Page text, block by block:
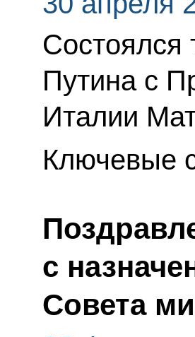
Состоялся
Путина с
Италии
Ключевые
с
Совета